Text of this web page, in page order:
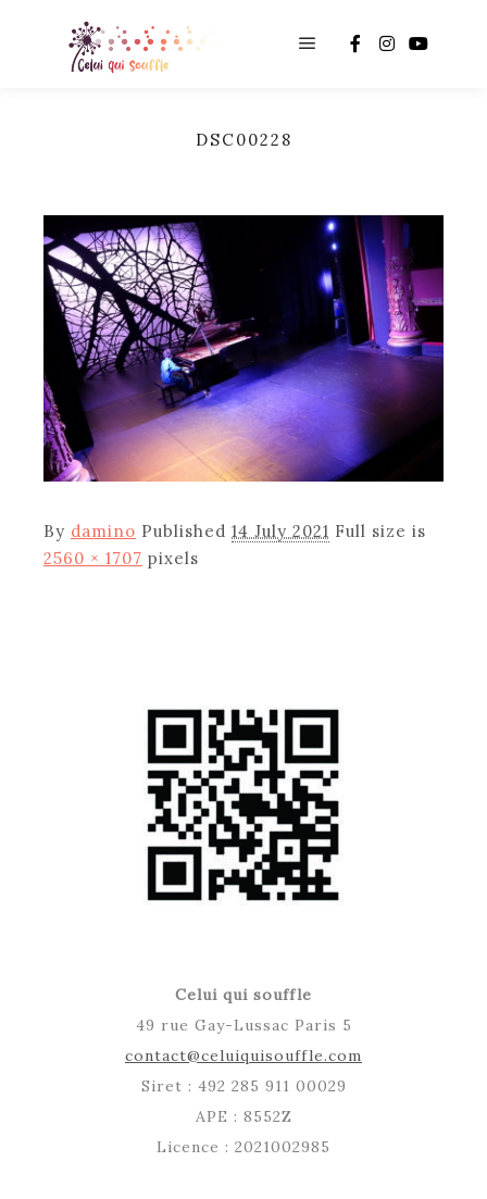
DSC00228
By damino Published 14 July 2021 Full size is
2560 × 1707 pixels
Celui qui souffle
49 rue Gay-Lussac Paris 5
contact@celuiquisouffle.com
Siret : 492 285 911 00029
APE : 8552Z
Licence : 2021002985